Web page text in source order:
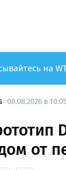
на
08.08.2026 в 10:05
от